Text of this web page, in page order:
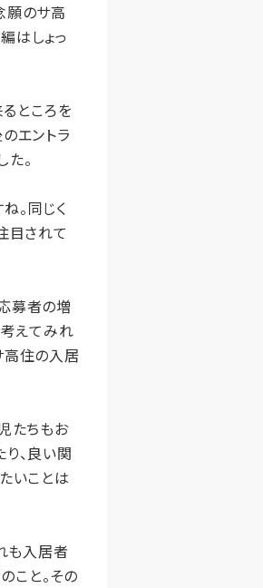
願のサ高
はしょっ
ところを
エントラ
。
。同じく
目されて
募者の増
考えてみれ
高住の入居
たちもお
、良い関
いことは
も入居者
こと。その